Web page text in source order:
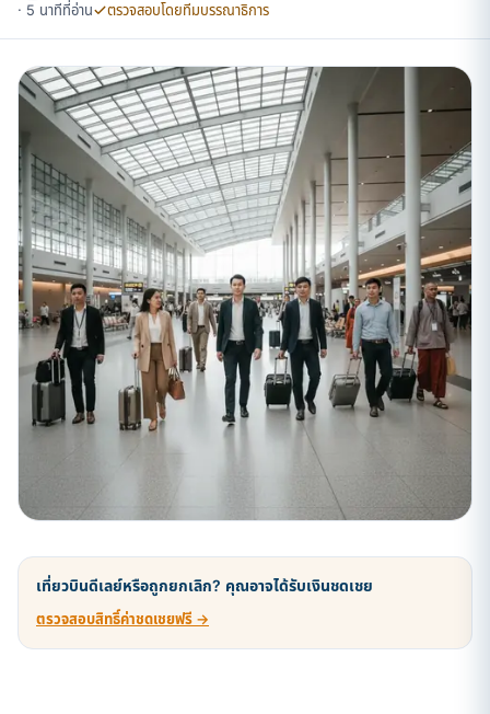
· 5 นาทีที่อ่าน
ตรวจสอบโดยทีมบรรณาธิการ
เที่ยวบินดีเลย์หรือถูกยกเลิก? คุณอาจได้รับเงินชดเชย
ตรวจสอบสิทธิ์ค่าชดเชยฟรี →